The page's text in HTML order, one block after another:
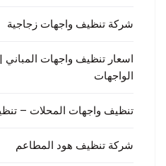
شركة تنظيف واجهات زجاجية
اسعار تنظيف واجهات
الواجهات
تنظيف واجهات المحلات –
شركة تنظيف هود المطاعم